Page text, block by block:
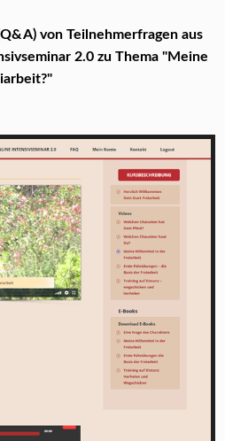
von Teilnehmerfragen aus
2.0 zu Thema "Meine